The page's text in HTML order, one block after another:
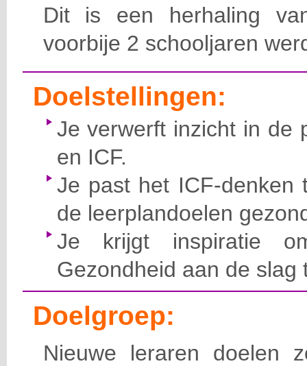
Dit is een herhaling
voorbije 2 schooljaren
Doelstellingen:
Je verwerft inzicht in de
en ICF.
Je past het ICF-denken
de leerplandoelen
Je krijgt inspiratie
Gezondheid aan de slag
Doelgroep:
Nieuwe leraren doelen